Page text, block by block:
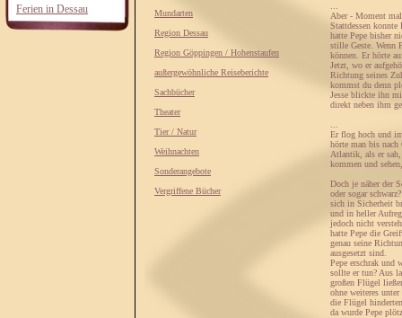
Ferien in Dessau
Mundarten
Region Dessau
Region Göppingen / Hohenstaufen
außergewöhnliche Reiseberichte
Sachbücher
Theater
Tier / Natur
Weihnachten
Sonderangebote
Vergriffene Bücher
Aber - Moment
Stattdessen konnte
hatte Pepe bisher
stille Geste. Wenn
können. Er hörte
Jetzt, wo er
Richtung seines
kommst du denn
Jesse blickte ihn
direkt neben ihm
Er flog hoch und
hörte man bis nach
Atlantik, als er
kommen und
Doch je näher der
oder sogar
sich in Sicherheit
und in heller
jedoch nicht
hatte Pepe die
genau seine
ausgesetzt sind.
Pepe erschrak und
sollte er tun? Aus
großen Flügel
ohne weiteres
die Flügel
da wurde Pepe